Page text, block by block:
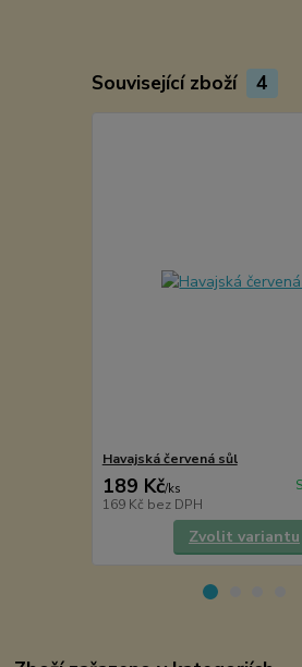
Související zboží 4
Havajská červená sůl
189 Kč/ks
169 Kč bez DPH
Zvolit variantu